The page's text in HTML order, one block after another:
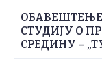
СТУДИЈУ О
СРЕДИНУ –